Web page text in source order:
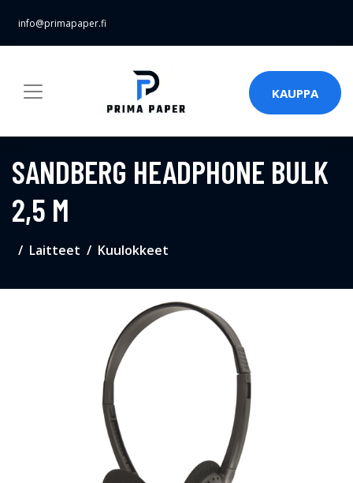
info@primapaper.fi
KAUPPA
SANDBERG HEADPHONE BULK
2,5 M
Laitteet Kuulokkeet